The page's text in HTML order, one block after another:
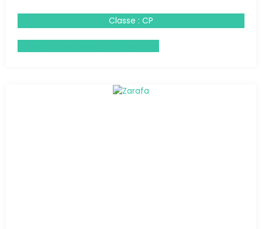
Classe : CP